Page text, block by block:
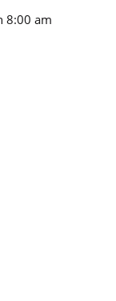
8:00 am